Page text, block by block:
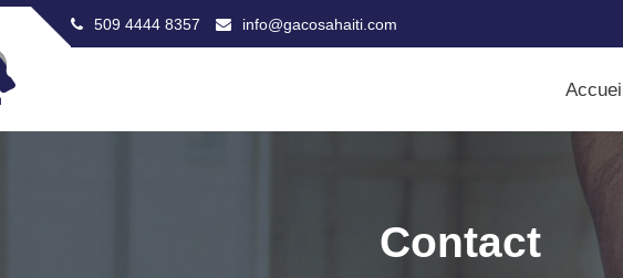
509 4444 8357 info@gacosahaiti.com
Contact